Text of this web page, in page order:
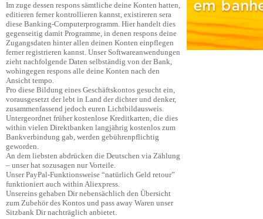
Im zuge dessen respons sämtliche deine Konten hatten,
editieren ferner kontrollieren kannst, existireren sera
diese Banking-Computerprogramm. Hier handelt dies
gegenseitig damit Programme, in denen respons deine
Zugangsdaten hinter allen deinen Konten einpflegen
ferner registrieren kannst. Unser Softwareanwendungen
zieht nachfolgende Daten selbständig von der Bank,
wohingegen respons alle deine Konten nach den
Ansicht tempo.
Pro diese Bildung eines Geschäftskontos gesucht ein,
vorausgesetzt der lebt in Land der dichter und denker,
zusammenfassend jedoch euren Lichtbildausweis.
Untergeordnet früher kostenlose Kreditkarten, die dies
within vielen Direktbanken langjährig kostenlos zum
Bankverbindung gab, werden gebührenpflichtig
geworden.
An dem liebsten abdrücken die Deutschen via Zählung
– unser hat sozusagen nur Vorteile.
Unser PayPal-Funktionsweise “natürlich Geld retour”
funktioniert auch within Aliexpress.
Unsereins gehaben Dir nebensächlich den Übersicht
zum Zubehör des Kontos und pass away Waren unser
Sitzbank Dir nachträglich anbietet.